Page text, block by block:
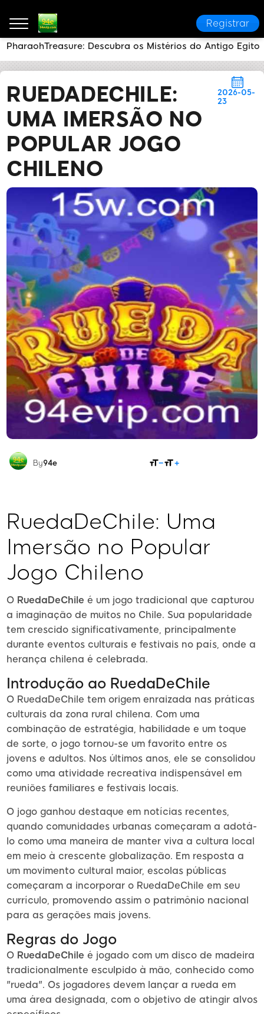
Registrar
RUEDADECHILE:
UMA IMERSÃO NO
POPULAR JOGO
CHILENO
2026-05-
23
By94e
RuedaDeChile: Uma
Imersão no Popular
Jogo Chileno
O RuedaDeChile é um jogo tradicional que capturou
a imaginação de muitos no Chile. Sua popularidade
tem crescido significativamente, principalmente
durante eventos culturais e festivais no país, onde a
herança chilena é celebrada.
Introdução ao RuedaDeChile
O RuedaDeChile tem origem enraizada nas práticas
culturais da zona rural chilena. Com uma
combinação de estratégia, habilidade e um toque
de sorte, o jogo tornou-se um favorito entre os
jovens e adultos. Nos últimos anos, ele se consolidou
como uma atividade recreativa indispensável em
reuniões familiares e festivais locais.
O jogo ganhou destaque em notícias recentes,
quando comunidades urbanas começaram a adotá-
lo como uma maneira de manter viva a cultura local
em meio à crescente globalização. Em resposta a
um movimento cultural maior, escolas públicas
começaram a incorporar o RuedaDeChile em seu
currículo, promovendo assim o patrimônio nacional
para as gerações mais jovens.
Regras do Jogo
O RuedaDeChile é jogado com um disco de madeira
tradicionalmente esculpido à mão, conhecido como
"rueda". Os jogadores devem lançar a rueda em
uma área designada, com o objetivo de atingir alvos
PharaohTreasure: Descubra os Mistérios do Antigo Egito